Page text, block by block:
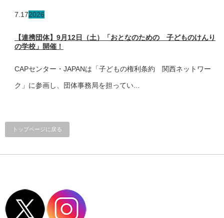
7.172026
【連携団体】9月12日（土）「おとなのための 子どものけんり
の学校」開催！
CAPセンター・JAPANは「子どもの権利条約 関西ネットワー
ク」に参画し、団体事務局を担ってい...
トップページに戻る